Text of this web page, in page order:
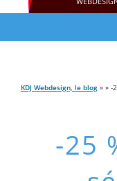
KDJ Webdesign, le blog » » -
-25